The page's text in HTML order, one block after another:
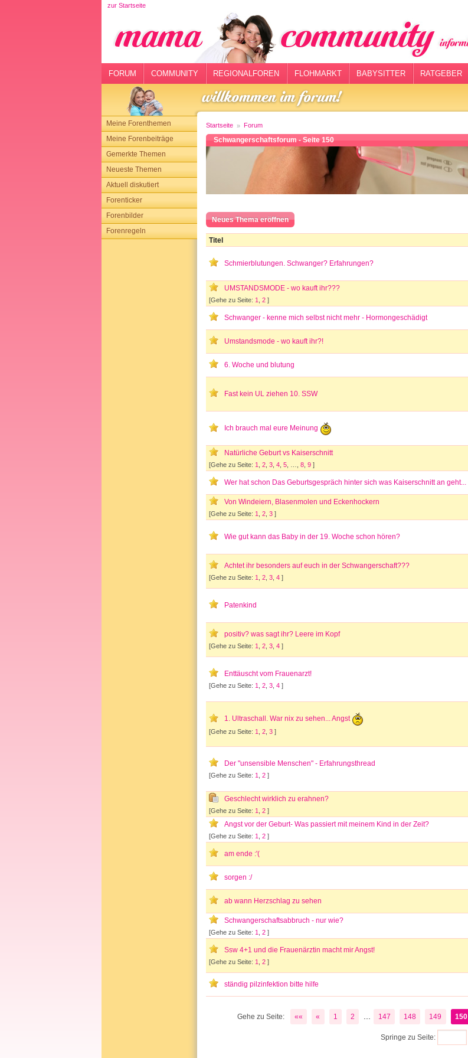
zur Startseite
FORUM COMMUNITY REGIONALFOREN FLOHMARKT BABYSITTER RATGEBER
Meine Forenthemen
Meine Forenbeiträge
Gemerkte Themen
Neueste Themen
Aktuell diskutiert
Forenticker
Forenbilder
Forenregeln
Startseite Forum
Schwangerschaftsforum - Seite 150
Neues Thema eröffnen
Titel
Schmierblutungen. Schwanger? Erfahrungen?
UMSTANDSMODE - wo kauft ihr???
[Gehe zu Seite: 1 2 ]
Schwanger - kenne mich selbst nicht mehr - Hormongeschädigt
Umstandsmode - wo kauft ihr?!
6. Woche und blutung
Fast kein UL ziehen 10. SSW
Ich brauch mal eure Meinung
Natürliche Geburt vs Kaiserschnitt
[Gehe zu Seite: 1 2 3 4 5 8 9 ]
Wer hat schon Das Geburtsgespräch hinter sich was Kaiserschnitt an geht...
Von Windeiern, Blasenmolen und Eckenhockern
[Gehe zu Seite: 1 2 3 ]
Wie gut kann das Baby in der 19. Woche schon hören?
Achtet ihr besonders auf euch in der Schwangerschaft???
[Gehe zu Seite: 1 2 3 4 ]
Patenkind
positiv? was sagt ihr? Leere im Kopf
[Gehe zu Seite: 1 2 3 4 ]
Enttäuscht vom Frauenarzt!
[Gehe zu Seite: 1 2 3 4 ]
1. Ultraschall. War nix zu sehen... Angst
[Gehe zu Seite: 1 2 3 ]
Der "unsensible Menschen" - Erfahrungsthread
[Gehe zu Seite: 1 2 ]
Geschlecht wirklich zu erahnen?
[Gehe zu Seite: 1 2 ]
Angst vor der Geburt- Was passiert mit meinem Kind in der Zeit?
[Gehe zu Seite: 1 2 ]
am ende :'(
sorgen :/
ab wann Herzschlag zu sehen
Schwangerschaftsabbruch - nur wie?
[Gehe zu Seite: 1 2 ]
Ssw 4+1 und die Frauenärztin macht mir Angst!
[Gehe zu Seite: 1 2 ]
ständig pilzinfektion bitte hilfe
Gehe zu Seite: «« « 1 2 147 148 149 150
Springe zu Seite: